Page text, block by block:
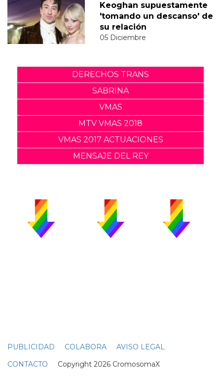
Keoghan supuestamente
'tomando un descanso' de
su relación
05 Diciembre
DERECHOS TRANS
SABRINA
VMAS
MTV VMAS 2018
VMAS 2017 ACTUACIONES
MENSAJE DEL REY
PUBLICIDAD COLABORA
AVISO LEGAL
CONTACTO Copyright 2026 CromosomaX